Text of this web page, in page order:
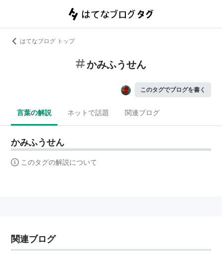
はてなブログ トップ
かみふうせん
このタグでブログを書く
言葉の解説 ネットで話題 関連ブログ
かみふうせん
このタグの解説について
関連ブログ